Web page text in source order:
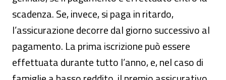
scadenza. Se, invece, si paga in ritardo,
l’assicurazione decorre dal giorno successivo al
pagamento. La prima iscrizione può essere
effettuata durante tutto l’anno, e, nel caso di